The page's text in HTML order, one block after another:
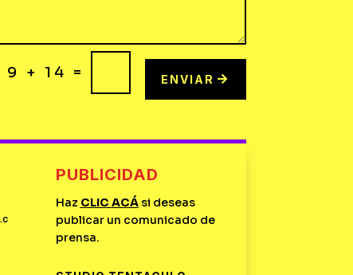
9 + 14 = ENVIAR
PUBLICIDAD
Haz CLIC ACÁsi deseas
publicar un comunicado de
prensa.